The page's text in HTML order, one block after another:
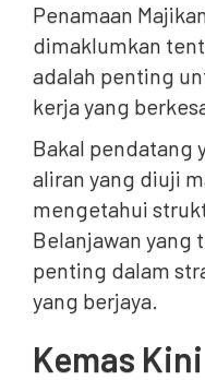
Penamaan
dimaklumkan
adalah penting
kerja yang
Bakal pendatang
aliran yang diuji
mengetahui
Belanjawan yang
penting dalam
yang berjaya.
Kemas